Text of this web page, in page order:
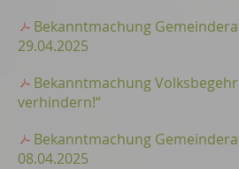
Bekanntmachung
29.04.2025
Bekanntmachung
verhindern!“
Bekanntmachung
08.04.2025